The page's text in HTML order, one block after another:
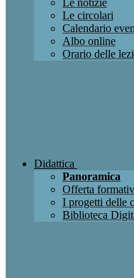
Le notizie
Le circolari
Calendario
Albo online
Orario delle
Didattica
Panoramica
Offerta
I progetti delle
Biblioteca